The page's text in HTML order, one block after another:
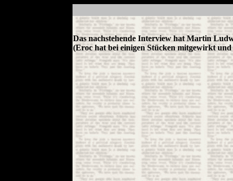
Das nachstehende Interview hat Martin
(Eroc hat bei einigen Stücken mitgewirkt